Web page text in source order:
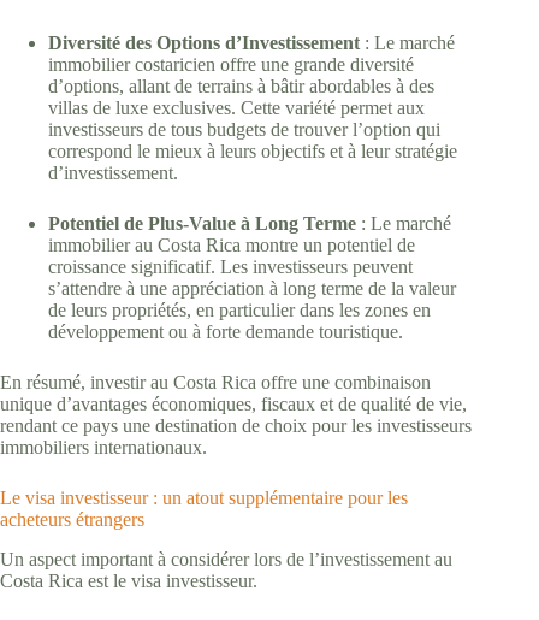
Diversité des Options d’Investissement : Le marché
immobilier costaricien offre une grande diversité
d’options, allant de terrains à bâtir abordables à des
villas de luxe exclusives. Cette variété permet aux
investisseurs de tous budgets de trouver l’option qui
correspond le mieux à leurs objectifs et à leur stratégie
d’investissement.
Potentiel de Plus-Value à Long Terme : Le marché
immobilier au Costa Rica montre un potentiel de
croissance significatif. Les investisseurs peuvent
s’attendre à une appréciation à long terme de la valeur
de leurs propriétés, en particulier dans les zones en
développement ou à forte demande touristique.
En résumé, investir au Costa Rica offre une combinaison
unique d’avantages économiques, fiscaux et de qualité de vie,
rendant ce pays une destination de choix pour les investisseurs
immobiliers internationaux.
Le visa investisseur : un atout supplémentaire pour les
acheteurs étrangers
Un aspect important à considérer lors de l’investissement au
Costa Rica est le visa investisseur.